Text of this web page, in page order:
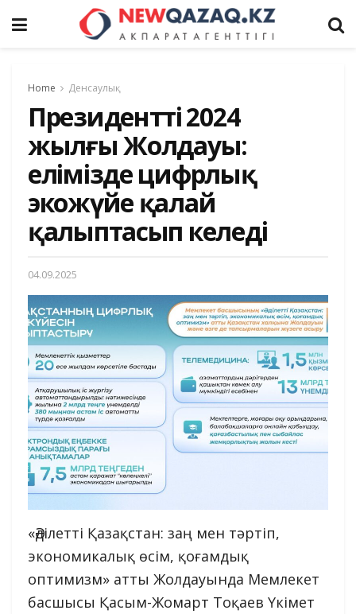
Home Денсаулық
Президенттің 2024
жылғы Жолдауы:
елімізде цифрлық
экожүйе қалай
қалыптасып келеді
04.09.2025
«Әділетті Қазақстан: заң мен тәртіп,
экономикалық өсім, қоғамдық
оптимизм» атты Жолдауында Мемлекет
басшысы Қасым-Жомарт Тоқаев Үкімет